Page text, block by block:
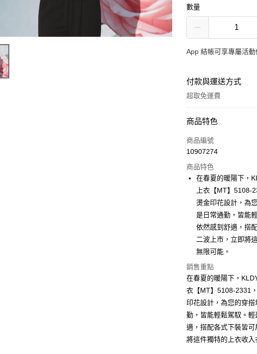
數量
App 結帳可享專屬活動
付款與運送方式
超取免運費
付款方式
信用卡一次付款
ATM付款
運送方式
全家取貨付款
免運費
付款後全家取貨
免運費
7-11取貨付款
免運費
付款後7-11取貨
免運費
商品特色
商品編號
10907274
商品特色
在春夏的暖陽下，
上衣【MT】5108-
燙金印花設計，為
是日常通勤，皆能
依然感到舒適，搭
二波上市，立即將
無限可能。
銷售重點
在春夏的暖陽下，
衣【MT】5108-2331
印花設計，為您的穿
勤，皆能輕鬆駕馭。
適，搭配各式下裝皆
將這件獨特的上衣收入